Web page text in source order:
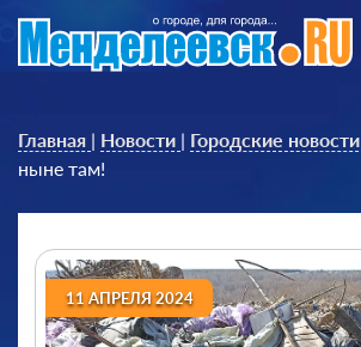
Главная | Новости | Городские новости
ныне там!
11 АПРЕЛЯ 2024